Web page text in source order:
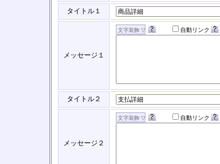
タイトル１
メッセージ１
自動リンク
タイトル２
メッセージ２
自動リンク